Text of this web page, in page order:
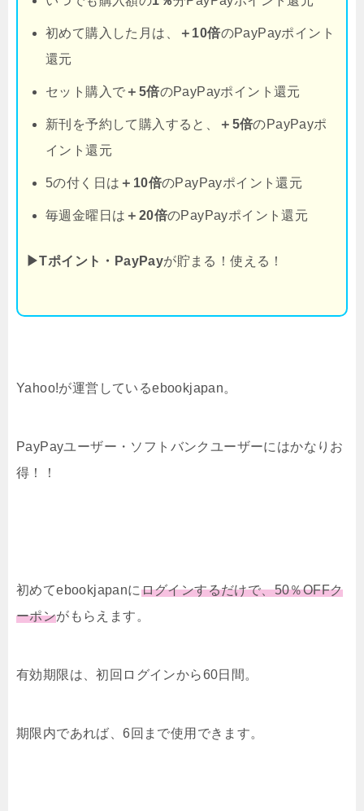
初めて購入した月は、 ＋10倍のPayPayポイント
還元
セット購入で ＋5倍のPayPayポイント還元
新刊を予約して購入すると、 ＋5倍のPayPayポ
イント還元
5の付く日は ＋10倍のPayPayポイント還元
毎週金曜日は ＋20倍のPayPayポイント還元
▶Tポイント・PayPayが貯まる！使える！
Yahoo!が運営しているebookjapan。
PayPayユーザー・ソフトバンクユーザーにはかなりお
得！！
初めてebookjapanにログインするだけで、50％OFFク
ーポンがもらえます。
有効期限は、初回ログインから60日間。
期限内であれば、6回まで使用できます。